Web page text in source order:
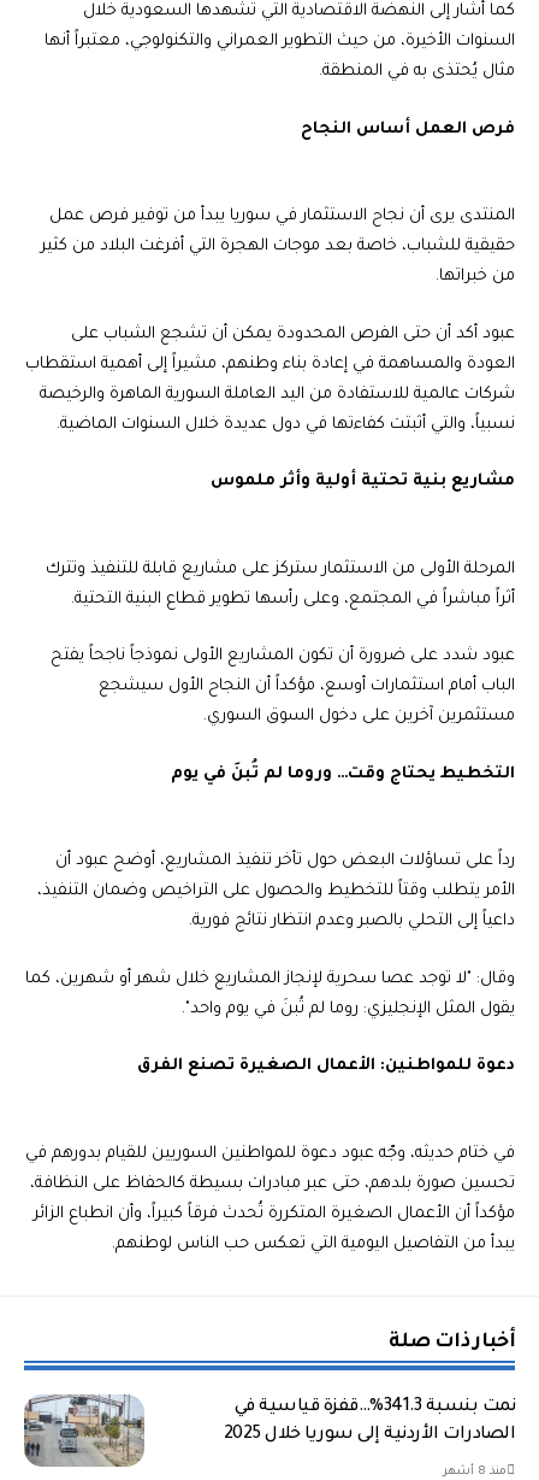
كما أشار إلى النهضة الاقتصادية التي تشهدها السعودية خلال
السنوات الأخيرة، من حيث التطوير العمراني والتكنولوجي، معتبراً أنها
مثال يُحتذى به في المنطقة.
فرص العمل أساس النجاح
المنتدى يرى أن نجاح الاستثمار في سوريا يبدأ من توفير فرص عمل
حقيقية للشباب، خاصة بعد موجات الهجرة التي أفرغت البلاد من كثير
من خبراتها.
عبود أكد أن حتى الفرص المحدودة يمكن أن تشجع الشباب على
العودة والمساهمة في إعادة بناء وطنهم، مشيراً إلى أهمية استقطاب
شركات عالمية للاستفادة من اليد العاملة السورية الماهرة والرخيصة
نسبياً، والتي أثبتت كفاءتها في دول عديدة خلال السنوات الماضية.
مشاريع بنية تحتية أولية وأثر ملموس
المرحلة الأولى من الاستثمار ستركز على مشاريع قابلة للتنفيذ وتترك
أثراً مباشراً في المجتمع، وعلى رأسها تطوير قطاع البنية التحتية.
عبود شدد على ضرورة أن تكون المشاريع الأولى نموذجاً ناجحاً يفتح
الباب أمام استثمارات أوسع، مؤكداً أن النجاح الأول سيشجع
مستثمرين آخرين على دخول السوق السوري.
التخطيط يحتاج وقت… وروما لم تُبنَ في يوم
رداً على تساؤلات البعض حول تأخر تنفيذ المشاريع، أوضح عبود أن
الأمر يتطلب وقتاً للتخطيط والحصول على التراخيص وضمان التنفيذ،
داعياً إلى التحلي بالصبر وعدم انتظار نتائج فورية.
وقال: "لا توجد عصا سحرية لإنجاز المشاريع خلال شهر أو شهرين، كما
يقول المثل الإنجليزي: روما لم تُبنَ في يوم واحد".
دعوة للمواطنين: الأعمال الصغيرة تصنع الفرق
في ختام حديثه، وجّه عبود دعوة للمواطنين السوريين للقيام بدورهم في
تحسين صورة بلدهم، حتى عبر مبادرات بسيطة كالحفاظ على النظافة،
مؤكداً أن الأعمال الصغيرة المتكررة تُحدث فرقاً كبيراً، وأن انطباع الزائر
يبدأ من التفاصيل اليومية التي تعكس حب الناس لوطنهم.
أخبار ذات صلة
نمت بنسبة 341.3%…قفزة قياسية في
الصادرات الأردنية إلى سوريا خلال 2025
منذ 8 أشهر